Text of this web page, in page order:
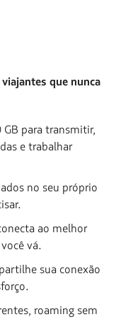
que nunca
GB para transmitir,
e trabalhar
no seu próprio
ao melhor
vá.
sua conexão
roaming sem